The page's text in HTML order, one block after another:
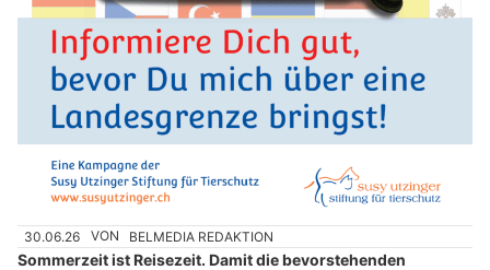
30.06.26 VON BELMEDIA REDAKTION
Sommerzeit ist Reisezeit. Damit die bevorstehenden